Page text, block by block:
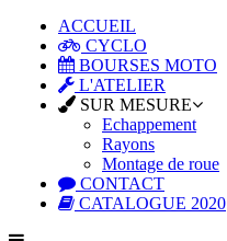
ACCUEIL
CYCLO
BOURSES MOTO
L'ATELIER
SUR MESURE
Echappement
Rayons
Montage de roue
CONTACT
CATALOGUE 2020